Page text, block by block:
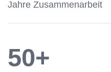
Jahre Zusammenarbeit
50+